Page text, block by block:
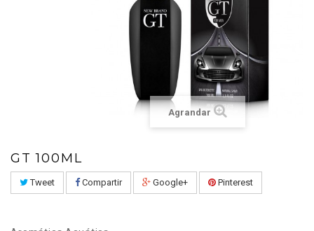
Agrandar
GT 100ML
Tweet Compartir Google+ Pinterest